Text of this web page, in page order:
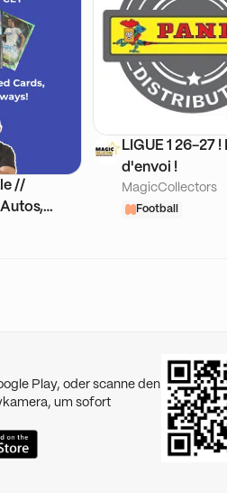
//
Lots +
LIGUE 1 26-27
d'envoi !
MagicCollectors
Football
Play, oder scanne den
um sofort